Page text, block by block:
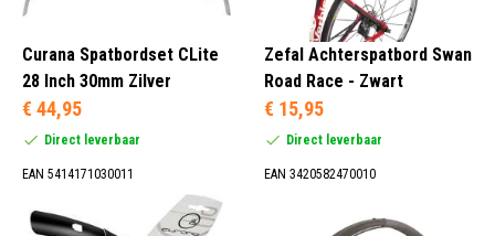
Curana Spatbordset CLite
28 Inch 30mm Zilver
€ 44,95
Direct leverbaar
EAN 5414171030011
Zefal Achterspatbord Swan
Road Race - Zwart
€ 15,95
Direct leverbaar
EAN 3420582470010